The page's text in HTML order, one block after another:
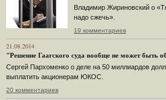
Владимир Жириновский о
надо сжечь».
19 комментариев
21.08.2014
"Решение Гаагского суда вообще не может быть
Сергей Пархоменко о деле на 50 миллиардов
выплатить акционерам ЮКОС.
20 комментариев